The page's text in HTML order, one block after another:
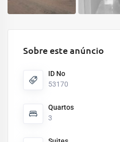
Sobre este anúncio
ID No
53170
Quartos
3